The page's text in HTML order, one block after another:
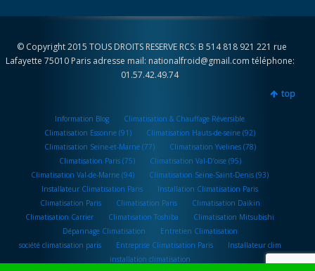
© Copyright 2015 TOUS DROITS RESERVE RCS: B 514 818 921 221 rue
Lafayette 75010 Paris adresse mail: nationalfroid@gmail.com téléphone:
01.57.42.49.74
top
Information Blog
Climatisation & Chauffage Réversible
Climatisation Essonne (91)
Climatisation Hauts-de-seine (92)
Climatisation Seine-et-Marne (77)
Climatisation Yvelines (78)
Climatisation Paris (75)
Climatisation Val-D’oise (95)
Climatisation Val-de-Marne (94)
Climatisation Seine-Saint-Denis (93)
Installateur Climatisation Paris
Installation Climatisation Paris
Climatisation Paris
Climatisation Paris
Climatisation Daikin
Climatisation Carrier
Climatisation Toshiba
Climatisation Mitsubishi
Dépannage Climatisation
Entretien Climatisation
société climatisation paris
Entreprise Climatisation Paris
Installateur clim
installation climatisation